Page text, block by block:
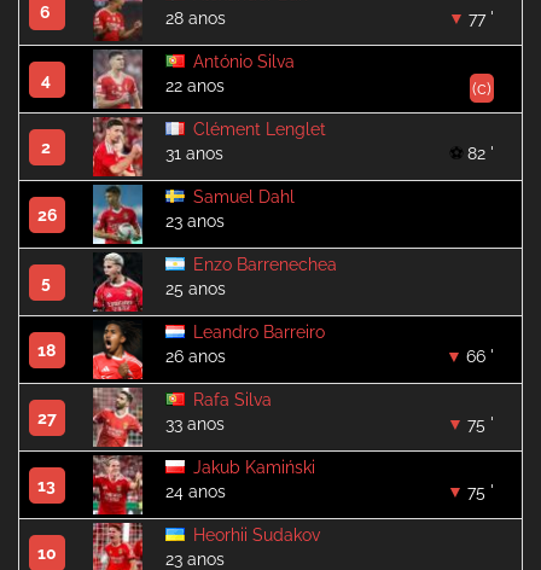
6
28 anos
77 '
4
António Silva
(c)
22 anos
2
Clément Lenglet
31 anos
82 '
26
Samuel Dahl
23 anos
5
Enzo Barrenechea
25 anos
18
Leandro Barreiro
26 anos
66 '
27
Rafa Silva
33 anos
75 '
13
Jakub Kamiński
24 anos
75 '
10
Heorhii Sudakov
23 anos